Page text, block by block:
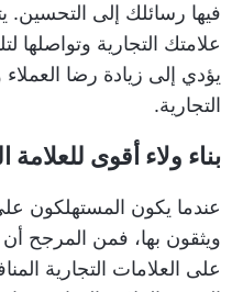
فيها رسائلك إلى
علامتك التجارية وتواصلها
يؤدي إلى زيادة رضا
التجارية.
بناء ولاء أقوى للعلامة
عندما يكون المستهلكون على
ويثقون بها، فمن المرجح أن
على العلامات التجارية